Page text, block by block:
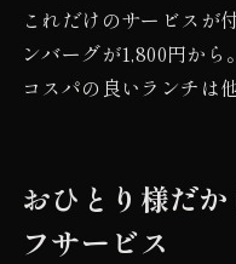
これだけのサービスが
ンバーグが1,800円か
コスパの良いランチは
おひとり様だ
フサービス